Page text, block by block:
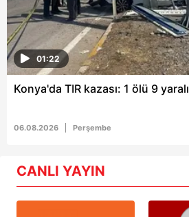
01:22
Konya'da TIR kazası: 1 ölü 9 yaralı
06.08.2026 Perşembe
CANLI YAYIN